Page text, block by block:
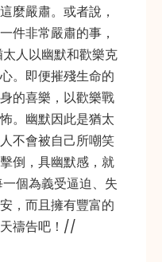
麼嚴肅。或者說，
件非常嚴肅的事，
人以幽默和歡樂克
。即便摧殘生命的
的喜樂，以歡樂戰
。幽默因此是猶太
不會被自己所嘲笑
倒，具幽默感，就
個為義受逼迫、失
，而且擁有豐富的
禱告吧！//